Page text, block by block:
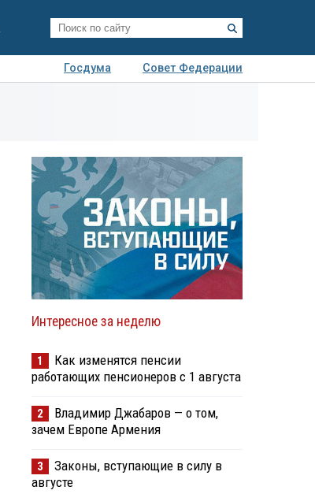
Госдума
Совет Федерации
Интересное за неделю
1
Как изменятся пенсии
работающих пенсионеров с 1 августа
2
Владимир Джабаров — о том,
зачем Европе Армения
3
Законы, вступающие в силу в
августе